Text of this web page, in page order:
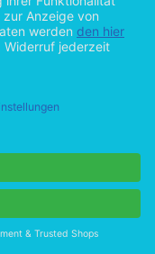
Oponerse a una
eso sí, da una estabilidad, no
vida.
kubanische Schriftstellerin
zum Schreiben evident:
Endes des Jahres 1983
Jahre für die UNESCO
1995, das Jahr, in dem
die Insel. Eine Rückkehr